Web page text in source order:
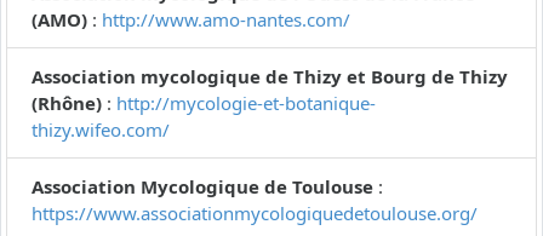
(AMO) : http://www.amo-nantes.com/
Association mycologique de Thizy et Bourg de Thizy
(Rhône) : http://mycologie-et-botanique-
thizy.wifeo.com/
Association Mycologique de Toulouse :
https://www.associationmycologiquedetoulouse.org/